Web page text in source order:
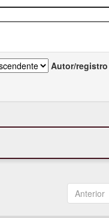
Autor/registro
Anterior